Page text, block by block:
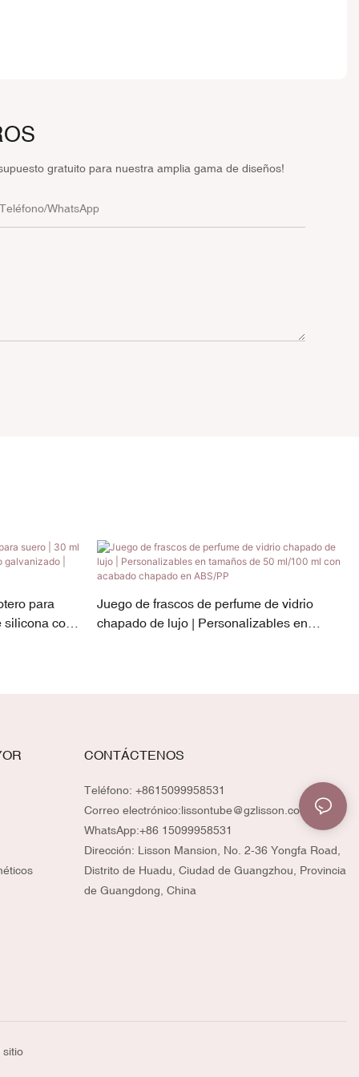
gratuito para nuestra amplia gama de diseños!
Teléfono/WhatsApp
para
con
Juego de frascos de perfume de vidrio
chapado de lujo | Personalizables en
CONTÁCTENOS
Teléfono: +8615099958531
Correo electrónico:lissontube@gzlisson.com
WhatsApp:+86 15099958531
Dirección: Lisson Mansion, No. 2-36 Yongfa Road,
Distrito de Huadu, Ciudad de Guangzhou, Provincia
de Guangdong, China
sitio